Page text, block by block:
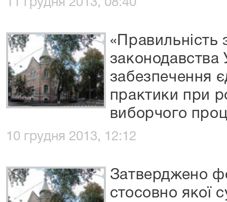
11 грудня 2013, 08:40
«Правильність
законодавства
забезпечення
практики при
виборчого
10 грудня 2013, 12:12
Затверджено
стосовно якої